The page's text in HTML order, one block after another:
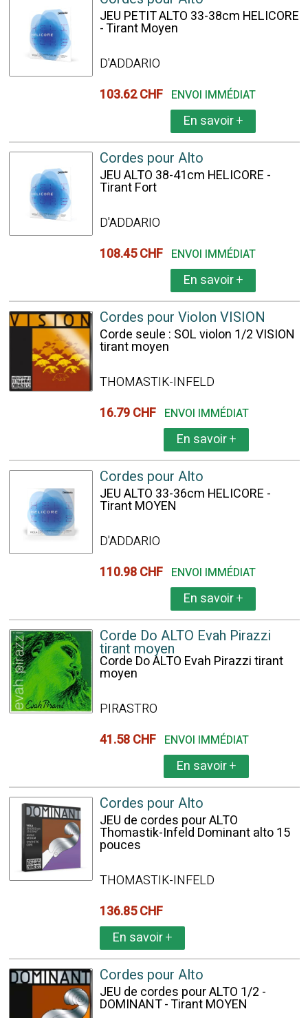
JEU PETIT ALTO 33-38cm HELICORE
- Tirant Moyen
D'ADDARIO
103.62 CHF ENVOI IMMÉDIAT
En savoir+
Cordes pour Alto
JEU ALTO 38-41cm HELICORE -
Tirant Fort
D'ADDARIO
108.45 CHF ENVOI IMMÉDIAT
En savoir+
Cordes pour Violon VISION
Corde seule : SOL violon 1/2 VISION
tirant moyen
THOMASTIK-INFELD
16.79 CHF ENVOI IMMÉDIAT
En savoir+
Cordes pour Alto
JEU ALTO 33-36cm HELICORE -
Tirant MOYEN
D'ADDARIO
110.98 CHF ENVOI IMMÉDIAT
En savoir+
Corde Do ALTO Evah Pirazzi
tirant moyen
Corde Do ALTO Evah Pirazzi tirant
moyen
PIRASTRO
41.58 CHF ENVOI IMMÉDIAT
En savoir+
Cordes pour Alto
JEU de cordes pour ALTO
Thomastik-Infeld Dominant alto 15
pouces
THOMASTIK-INFELD
136.85 CHF
En savoir+
Cordes pour Alto
JEU de cordes pour ALTO 1/2 -
DOMINANT - Tirant MOYEN